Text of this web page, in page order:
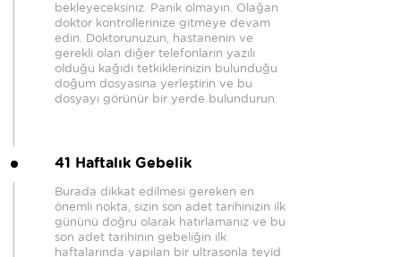
bekleyeceksiniz. Panik olmayın. Olağan
doktor kontrollerinize gitmeye devam
edin. Doktorunuzun, hastanenin ve
gerekli olan diğer telefonların yazılı
olduğu kağıdı tetkiklerinizin bulunduğu
doğum dosyasına yerleştirin ve bu
dosyayı görünür bir yerde bulundurun.
41 Haftalık Gebelik
Burada dikkat edilmesi gereken en
önemli nokta, sizin son adet tarihinizin ilk
gününü doğru olarak hatırlamanız ve bu
son adet tarihinin gebeliğin ilk
haftalarında yapılan bir ultrasonla teyid